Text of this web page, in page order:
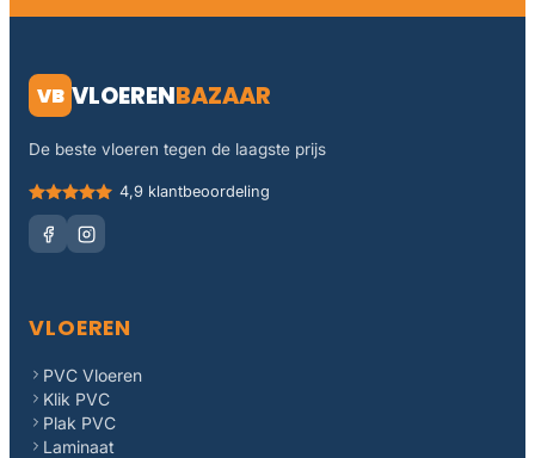
VB VLOERENBAZAAR
De beste vloeren tegen de laagste prijs
4,9 klantbeoordeling
VLOEREN
PVC Vloeren
Klik PVC
Plak PVC
Laminaat